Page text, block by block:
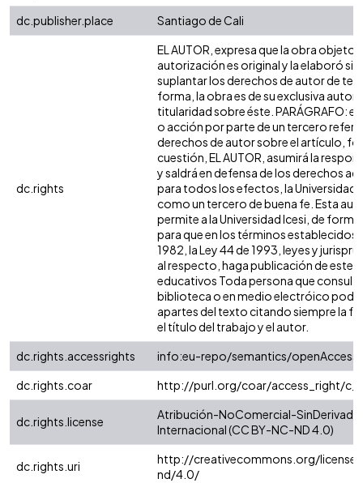
dc.publisher.place
Santiago de Cali
dc.rights
EL AUTOR, expresa que la obra objeto
autorización es original y la elaboró
suplantar los derechos de autor de
forma, la obra es de su exclusiva
titularidad sobre éste. PARÁGRAFO:
o acción por parte de un tercero
derechos de autor sobre el artículo,
cuestión, EL AUTOR, asumirá la
y saldrá en defensa de los derechos
para todos los efectos, la Universidad
como un tercero de buena fe. Esta
permite a la Universidad Icesi, de
para que en los términos establecidos
1982, la Ley 44 de 1993, leyes y
al respecto, haga publicación de este
educativos Toda persona que consulte
biblioteca o en medio electróico
apartes del texto citando siempre la
el título del trabajo y el autor.
dc.rights.accessrights
info:eu-repo/semantics/openAccess
dc.rights.coar
http://purl.org/coar/access_right/
dc.rights.license
Atribución-NoComercial-
Internacional (CC BY-NC-ND 4.0)
dc.rights.uri
http://creativecommons.org/
nd/4.0/